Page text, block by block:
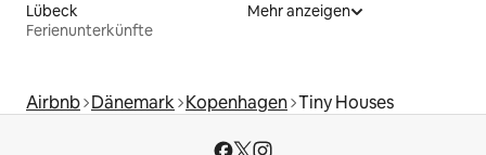
Lübeck
Ferienunterkünfte
Mehr anzeigen
Airbnb Dänemark Kopenhagen Tiny Houses